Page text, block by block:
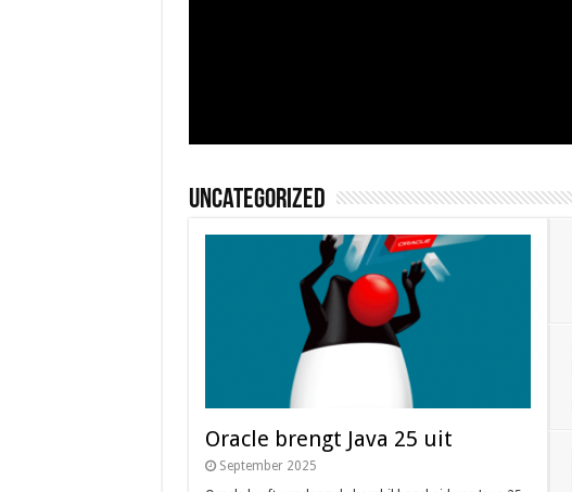
Uncategorized
Oracle brengt Java 25 uit
September 2025